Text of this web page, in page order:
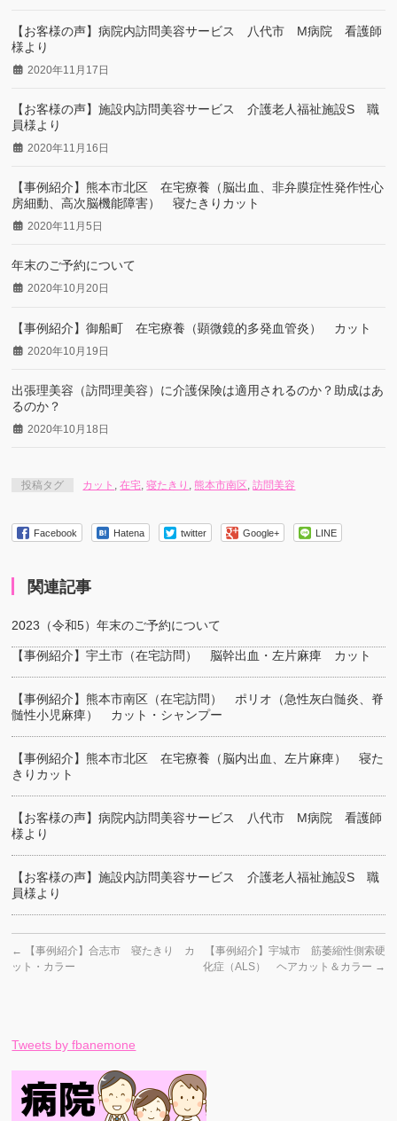
【お客様の声】病院内訪問美容サービス 八代市 M病院 看護師
様より
2020年11月17日
【お客様の声】施設内訪問美容サービス 介護老人福祉施設S 職
員様より
2020年11月16日
【事例紹介】熊本市北区 在宅療養（脳出血、非弁膜症性発作性心
房細動、高次脳機能障害） 寝たきりカット
2020年11月5日
年末のご予約について
2020年10月20日
【事例紹介】御船町 在宅療養（顕微鏡的多発血管炎） カット
2020年10月19日
出張理美容（訪問理美容）に介護保険は適用されるのか？助成はあ
るのか？
2020年10月18日
投稿タグ カット ,在宅,寝たきり ,熊本市南区,訪問美容
Facebook Hatena twitter Google+ LINE
関連記事
2023（令和5）年末のご予約について
【事例紹介】宇土市（在宅訪問） 脳幹出血・左片麻痺 カット
【事例紹介】熊本市南区（在宅訪問） ポリオ（急性灰白髄炎、脊
髄性小児麻痺） カット・シャンプー
【事例紹介】熊本市北区 在宅療養（脳内出血、左片麻痺） 寝た
きりカット
【お客様の声】病院内訪問美容サービス 八代市 M病院 看護師
様より
【お客様の声】施設内訪問美容サービス 介護老人福祉施設S 職
員様より
←
【事例紹介】合志市 寝たきり カ
ット・カラー
【事例紹介】宇城市 筋萎縮性側索硬
化症（ALS） ヘアカット＆カラー →
Tweets by fbanemone